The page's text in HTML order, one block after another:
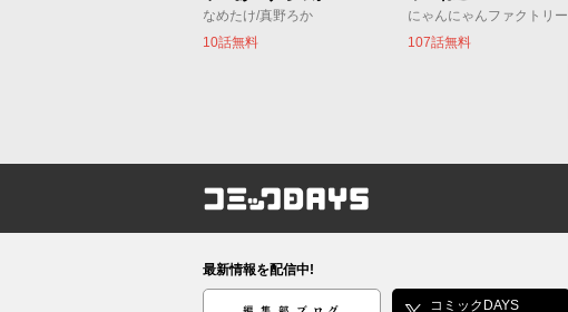
なめたけ/真野ろか
10話無料
にゃんにゃんファクトリー
107話無料
コミックDAYS
最新情報を配信中!
編集部ブログ コミックDAYS